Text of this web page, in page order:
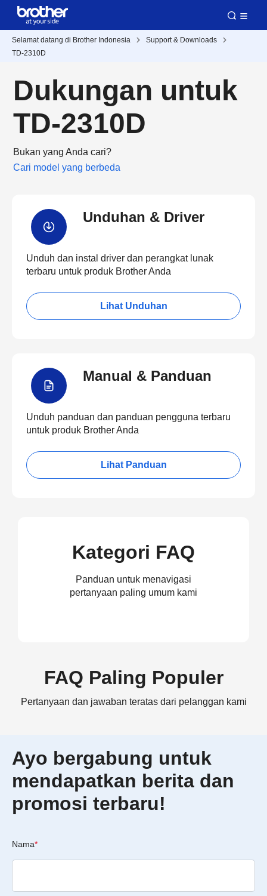
Selamat datang di Brother Indonesia
Support & Downloads
TD-2310D
Dukungan untuk
TD-2310D
Bukan yang Anda cari?
Cari model yang berbeda
Unduhan & Driver
Unduh dan instal driver dan perangkat lunak
terbaru untuk produk Brother Anda
Lihat Unduhan
Manual & Panduan
Unduh panduan dan panduan pengguna terbaru
untuk produk Brother Anda
Lihat Panduan
Kategori FAQ
Panduan untuk menavigasi
pertanyaan paling umum kami
FAQ Paling Populer
Pertanyaan dan jawaban teratas dari pelanggan kami
Ayo bergabung untuk
mendapatkan berita dan
promosi terbaru!
Nama*